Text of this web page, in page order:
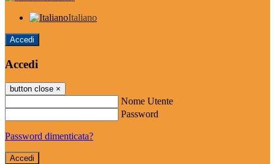
Italiano
Accedi
Accedi
button close ×
Nome Utente
Password
Password dimenticata?